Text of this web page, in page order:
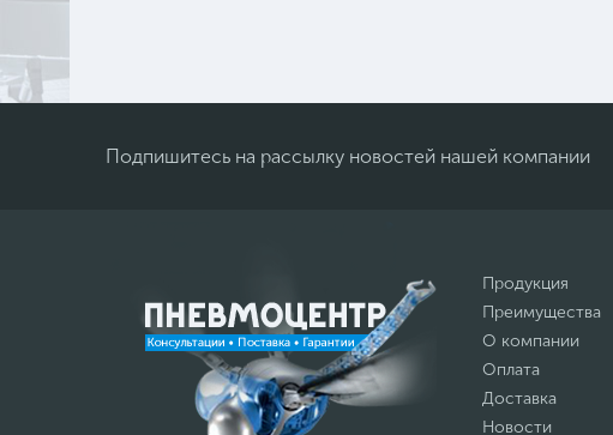
Подпишитесь на рассылку новостей нашей компании
Продукция
Преимущества
О компании
Оплата
Доставка
Новости